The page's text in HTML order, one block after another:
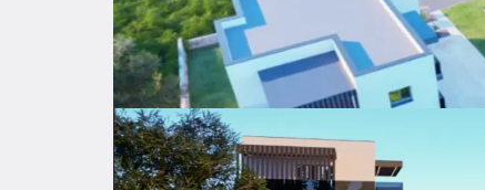
Listing ID: 14416152
Kaštel Stari
Splitsko-dalmatinska županija